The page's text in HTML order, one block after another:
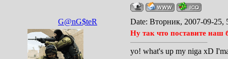
G@nG$teR Date: Вторник, 2007-09-25,
Ну так что поставите наш
yo! what's up my niga xD